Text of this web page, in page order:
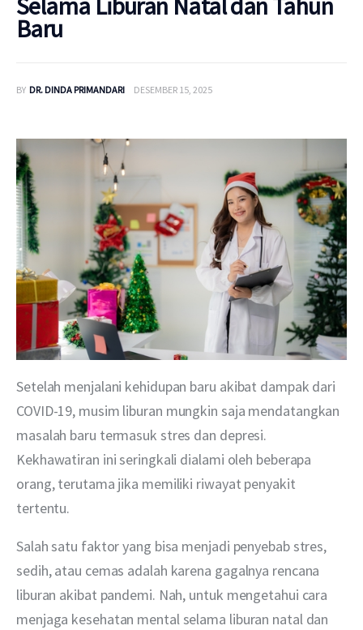
Baru
BY DR. DINDA PRIMANDARI DESEMBER 15, 2025
Setelah menjalani kehidupan baru akibat dampak dari
COVID-19, musim liburan mungkin saja mendatangkan
masalah baru termasuk stres dan depresi.
Kekhawatiran ini seringkali dialami oleh beberapa
orang, terutama jika memiliki riwayat penyakit
tertentu.
Salah satu faktor yang bisa menjadi penyebab stres,
sedih, atau cemas adalah karena gagalnya rencana
liburan akibat pandemi. Nah, untuk mengetahui cara
menjaga kesehatan mental selama liburan natal dan